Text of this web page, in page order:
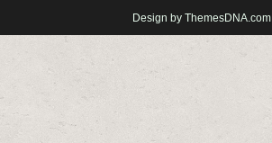
Design by ThemesDNA.com